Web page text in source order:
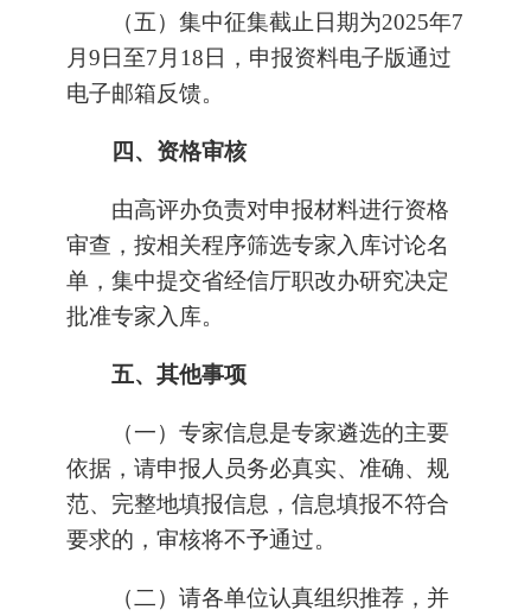
（五）集中征集截止日期为2025年7
月9日至7月18日，申报资料电子版通过
电子邮箱反馈。
四、资格审核
由高评办负责对申报材料进行资格
审查，按相关程序筛选专家入库讨论名
单，集中提交省经信厅职改办研究决定
批准专家入库。
五、其他事项
（一）专家信息是专家遴选的主要
依据，请申报人员务必真实、准确、规
范、完整地填报信息，信息填报不符合
要求的，审核将不予通过。
（二）请各单位认真组织推荐，并